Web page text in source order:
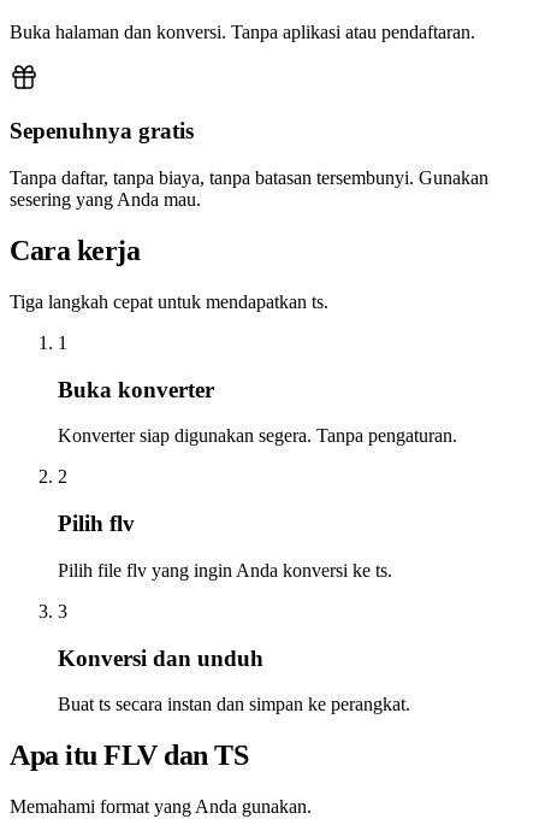
Buka halaman dan konversi. Tanpa aplikasi atau pendaftaran.
Sepenuhnya gratis
Tanpa daftar, tanpa biaya, tanpa batasan tersembunyi. Gunakan
sesering yang Anda mau.
Cara kerja
Tiga langkah cepat untuk mendapatkan ts.
1
Buka konverter
Konverter siap digunakan segera. Tanpa pengaturan.
2
Pilih flv
Pilih file flv yang ingin Anda konversi ke ts.
3
Konversi dan unduh
Buat ts secara instan dan simpan ke perangkat.
Apa itu FLV dan TS
Memahami format yang Anda gunakan.